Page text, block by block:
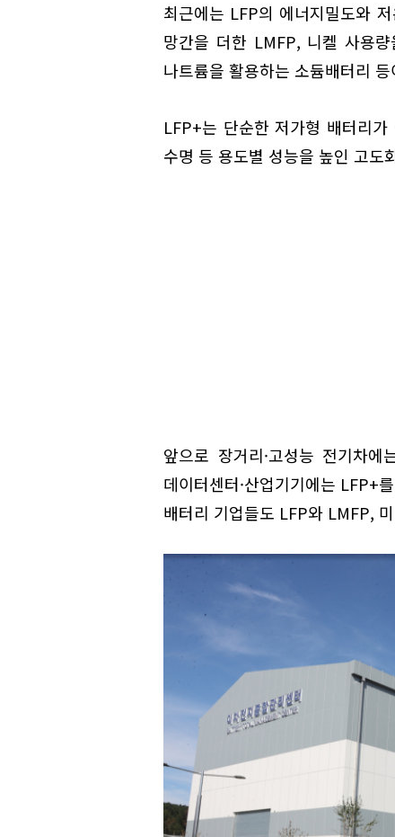
최근에는 LFP의 에너지밀도와
망간을 더한 LMFP, 니켈 사용
나트륨을 활용하는 소듐배터리
LFP+는 단순한 저가형 배터리
수명 등 용도별 성능을 높인 고도
앞으로 장거리·고성능 전기차
데이터센터·산업기기에는 LFP+
배터리 기업들도 LFP와 LMFP,